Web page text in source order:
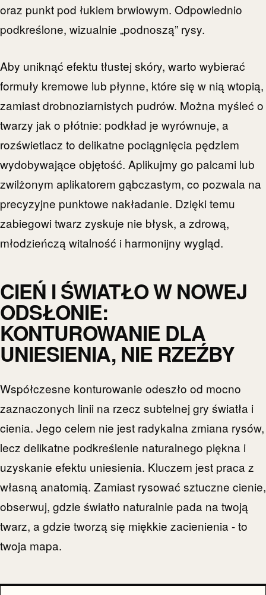
oraz punkt pod łukiem brwiowym. Odpowiednio
podkreślone, wizualnie „podnoszą” rysy.
Aby uniknąć efektu tłustej skóry, warto wybierać
formuły kremowe lub płynne, które się w nią wtopią,
zamiast drobnoziarnistych pudrów. Można myśleć o
twarzy jak o płótnie: podkład je wyrównuje, a
rozświetlacz to delikatne pociągnięcia pędzlem
wydobywające objętość. Aplikujmy go palcami lub
zwilżonym aplikatorem gąbczastym, co pozwala na
precyzyjne punktowe nakładanie. Dzięki temu
zabiegowi twarz zyskuje nie błysk, a zdrową,
młodzieńczą witalność i harmonijny wygląd.
CIEŃ I ŚWIATŁO W NOWEJ
ODSŁONIE:
KONTUROWANIE DLA
UNIESIENIA, NIE RZEŹBY
Współczesne konturowanie odeszło od mocno
zaznaczonych linii na rzecz subtelnej gry światła i
cienia. Jego celem nie jest radykalna zmiana rysów,
lecz delikatne podkreślenie naturalnego piękna i
uzyskanie efektu uniesienia. Kluczem jest praca z
własną anatomią. Zamiast rysować sztuczne cienie,
obserwuj, gdzie światło naturalnie pada na twoją
twarz, a gdzie tworzą się miękkie zacienienia - to
twoja mapa.